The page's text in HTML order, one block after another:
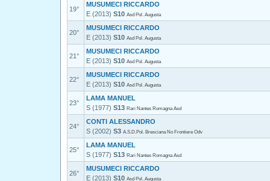
19°
MUSUMECI RICCARDO
E (2013) S10 Asd Pol. Augusta
20°
MUSUMECI RICCARDO
E (2013) S10 Asd Pol. Augusta
21°
MUSUMECI RICCARDO
E (2013) S10 Asd Pol. Augusta
22°
MUSUMECI RICCARDO
E (2013) S10 Asd Pol. Augusta
23°
LAMA MANUEL
S (1977) S13 Rari Nantes Romagna Asd
24°
CONTI ALESSANDRO
S (2002) S3 A.S.D.Pol. Bresciana No Frontiere Odv
25°
LAMA MANUEL
S (1977) S13 Rari Nantes Romagna Asd
26°
MUSUMECI RICCARDO
E (2013) S10 Asd Pol. Augusta